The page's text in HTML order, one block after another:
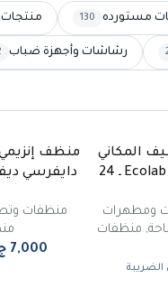
مستورده 130 منتجات TCL الفندقية
رشاشات وأجهزة ضباب
المكاني
إيكولاب ميب سي إيه Ecolab MIP CA ـ 24
ومطهرات
, منظفات
مميز
منظف
منظفات